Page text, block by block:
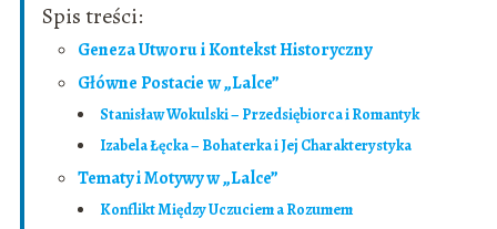
Spis treści:
Geneza Utworu i Kontekst Historyczny
Główne Postacie w „Lalce”
Stanisław Wokulski – Przedsiębiorca i Romantyk
Izabela Łęcka – Bohaterka i Jej Charakterystyka
Tematy i Motywy w „Lalce”
Konflikt Między Uczuciem a Rozumem